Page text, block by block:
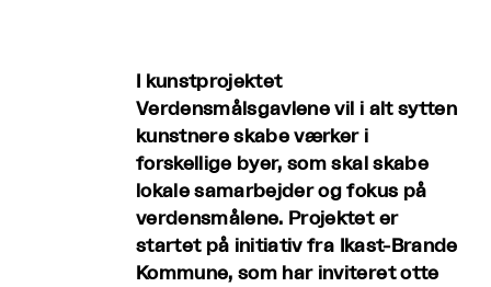
I kunstprojektet
Verdensmålsgavlene vil i alt sytten
kunstnere skabe værker i
forskellige byer, som skal skabe
lokale samarbejder og fokus på
verdensmålene. Projektet er
startet på initiativ fra Ikast-Brande
Kommune, som har inviteret otte